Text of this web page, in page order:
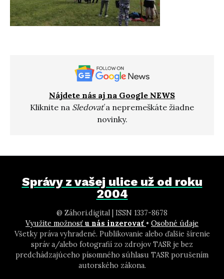
Nájdete nás aj na Google NEWS
Kliknite na Sledovaťa nepremeškáte žiadne
novinky.
Správy z vašej ulice už od roku
2004
@ Záhori.digital | ISSN 1337-8678
Využite možnosť u nás inzerovať • Osobné údaje
Všetky práva vyhradené. Publikovanie alebo ďalšie šírenie
správ a/alebo fotografií zo zdrojov TASR je bez
predchádzajúceho písomného súhlasu TASR porušením
autorského zákona.